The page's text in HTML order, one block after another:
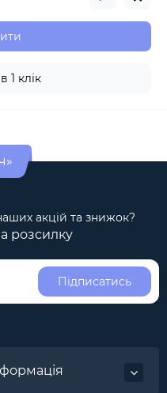
1 клік
акцій та знижок?
розсилку
Підписатись